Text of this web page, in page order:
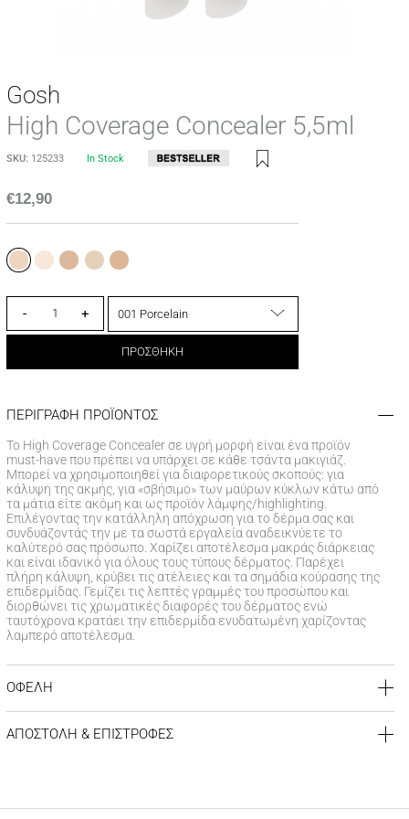
Gosh
High Coverage Concealer 5,5ml
SKU: 125233 In Stock
€12,90
- +
ΠΡΟΣΘΗΚΗ
ΠΕΡΙΓΡΑΦΗ ΠΡΟΪΟΝΤΟΣ
Το High Coverage Concealer σε υγρή μορφή είναι ένα προϊόν
must-have που πρέπει να υπάρχει σε κάθε τσάντα μακιγιάζ.
Μπορεί να χρησιμοποιηθεί για διαφορετικούς σκοπούς: για
κάλυψη της ακμής, για «σβήσιμο» των μαύρων κύκλων κάτω από
τα μάτια είτε ακόμη και ως προϊόν λάμψης/highlighting.
Επιλέγοντας την κατάλληλη απόχρωση για το δέρμα σας και
συνδυάζοντάς την με τα σωστά εργαλεία αναδεικνύετε το
καλύτερό σας πρόσωπο. Χαρίζει αποτέλεσμα μακράς διάρκειας
και είναι ιδανικό για όλους τους τύπους δέρματος. Παρέχει
πλήρη κάλυψη, κρύβει τις ατέλειες και τα σημάδια κούρασης της
επιδερμίδας. Γεμίζει τις λεπτές γραμμές του προσώπου και
διορθώνει τις χρωματικές διαφορές του δέρματος ενώ
ταυτόχρονα κρατάει την επιδερμίδα ενυδατωμένη χαρίζοντας
λαμπερό αποτέλεσμα.
ΟΦΕΛΗ
Καλύπτει ατέλειες & τατουάζ
ΑΠΟΣΤΟΛΗ & ΕΠΙΣΤΡΟΦΕΣ
Έξοδα αποστολής3,99 €για αγορές κάτω των 39€